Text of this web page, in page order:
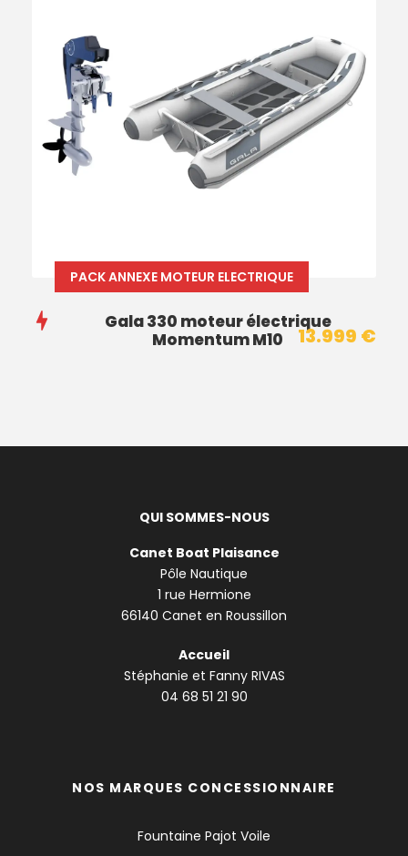
PACK ANNEXE MOTEUR ELECTRIQUE
Gala 330 moteur électrique
Momentum M10
13.999 €
QUI SOMMES-NOUS
Canet Boat Plaisance
Pôle Nautique
1 rue Hermione
66140 Canet en Roussillon
Accueil
Stéphanie et Fanny RIVAS
04 68 51 21 90
NOS MARQUES CONCESSIONNAIRE
Fountaine Pajot Voile